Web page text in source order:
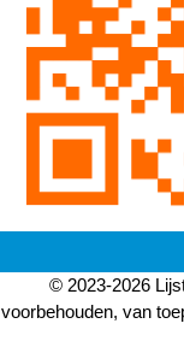
© 2023-2026
voorbehouden, van